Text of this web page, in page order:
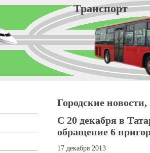
Городские
С 20 декабря в
обращение 6
17 декабря 2013